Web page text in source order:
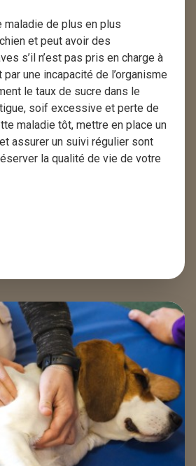
maladie de plus en plus
et peut avoir des
s’il n’est pas pris en charge à
une incapacité de l’organisme
le taux de sucre dans le
soif excessive et perte de
maladie tôt, mettre en place un
assurer un suivi régulier sont
la qualité de vie de votre